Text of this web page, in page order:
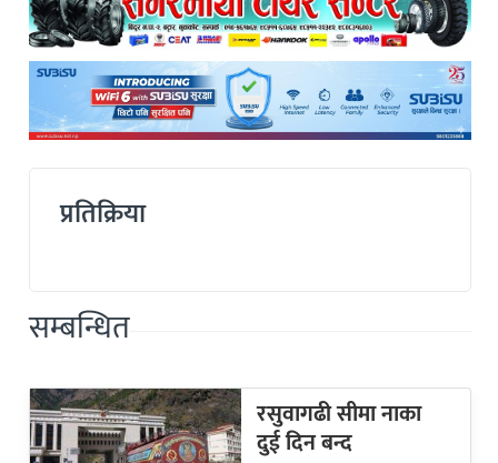
प्रतिक्रिया
सम्बन्धित
रसुवागढी सीमा नाका
दुई दिन बन्द